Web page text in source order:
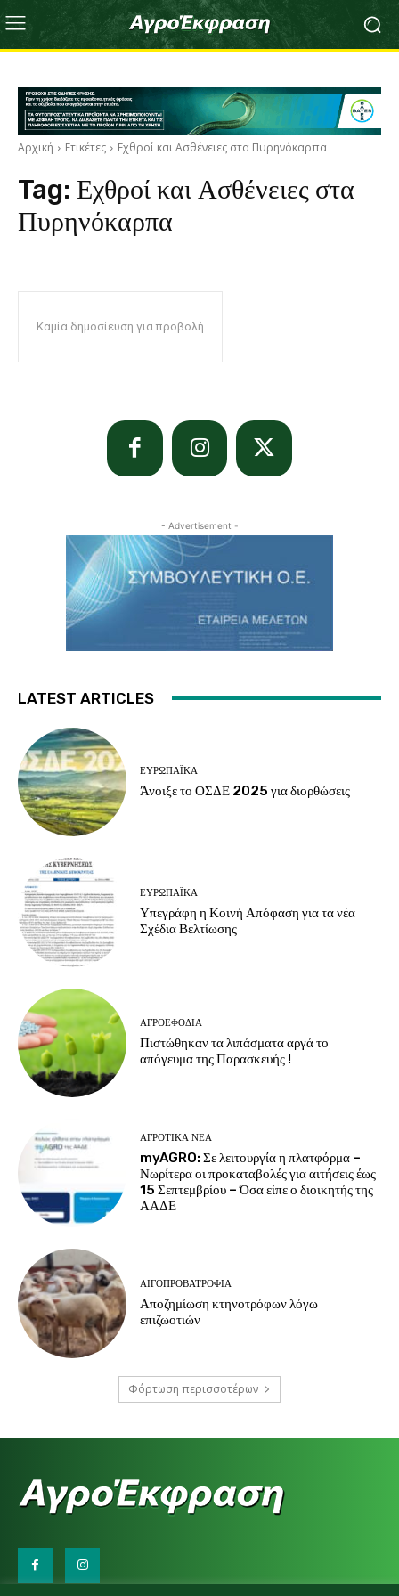
Αρχική Ετικέτες Εχθροί και Ασθένειες στα Πυρηνόκαρπα
Tag: Εχθροί και Ασθένειες στα
Πυρηνόκαρπα
Καμία δημοσίευση για προβολή
- Advertisement -
LATEST ARTICLES
ΕΥΡΩΠΑΪΚΆ
Άνοιξε το ΟΣΔΕ 2025 για διορθώσεις
ΕΥΡΩΠΑΪΚΆ
Υπεγράφη η Κοινή Απόφαση για τα νέα
Σχέδια Βελτίωσης
ΑΓΡΟΕΦΌΔΙΑ
Πιστώθηκαν τα λιπάσματα αργά το
απόγευμα της Παρασκευής !
ΑΓΡΟΤΙΚΆ ΝΈΑ
myAGRO: Σε λειτουργία η πλατφόρμα –
Νωρίτερα οι προκαταβολές για αιτήσεις έως
15 Σεπτεμβρίου – Όσα είπε ο διοικητής της
ΑΑΔΕ
ΑΙΓΟΠΡΟΒΑΤΡΟΦΊΑ
Αποζημίωση κτηνοτρόφων λόγω
επιζωοτιών
Φόρτωση περισσοτέρων